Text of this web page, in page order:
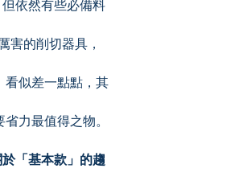
依然有些必備料
的削切器具，
似差一點點，其
力最值得之物。
「基本款」的趨